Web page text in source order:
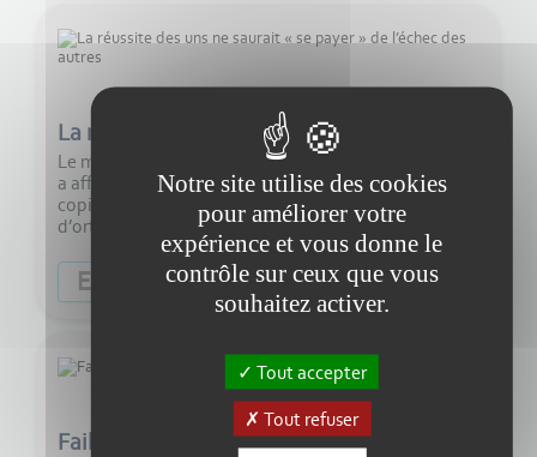
Le ministre de l’Éducation nationale, Édouard Geffray,
a affirmé le 19 mai en conférence de presse que « toute
copie qui n’a pas un niveau suffisant en termes
d’orthographe, de syntaxe et de...
Education Ecouter
4:00
Faillite d'État
Notre site utilise des cookies
pour améliorer votre
expérience et vous donne le
contrôle sur ceux que vous
souhaitez activer.
Tout accepter
Tout refuser